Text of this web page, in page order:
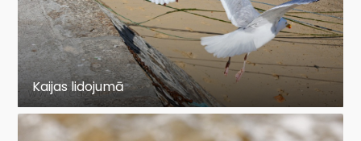
Kaijas lidojumā